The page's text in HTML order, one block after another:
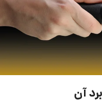
آن